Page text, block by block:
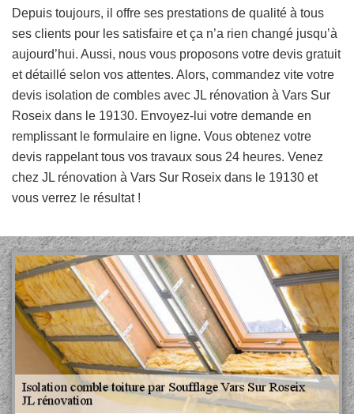
Depuis toujours, il offre ses prestations de qualité à tous
ses clients pour les satisfaire et ça n’a rien changé jusqu’à
aujourd’hui. Aussi, nous vous proposons votre devis gratuit
et détaillé selon vos attentes. Alors, commandez vite votre
devis isolation de combles avec JL rénovation à Vars Sur
Roseix dans le 19130. Envoyez-lui votre demande en
remplissant le formulaire en ligne. Vous obtenez votre
devis rappelant tous vos travaux sous 24 heures. Venez
chez JL rénovation à Vars Sur Roseix dans le 19130 et
vous verrez le résultat !